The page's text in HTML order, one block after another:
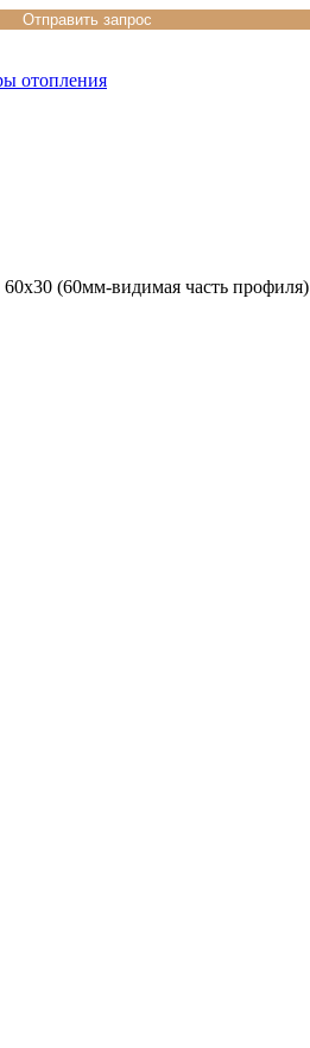
отопления
(60мм-видимая часть профиля)